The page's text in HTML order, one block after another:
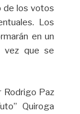
de los votos
Los
en un
vez que se
Rodrigo Paz
Quiroga